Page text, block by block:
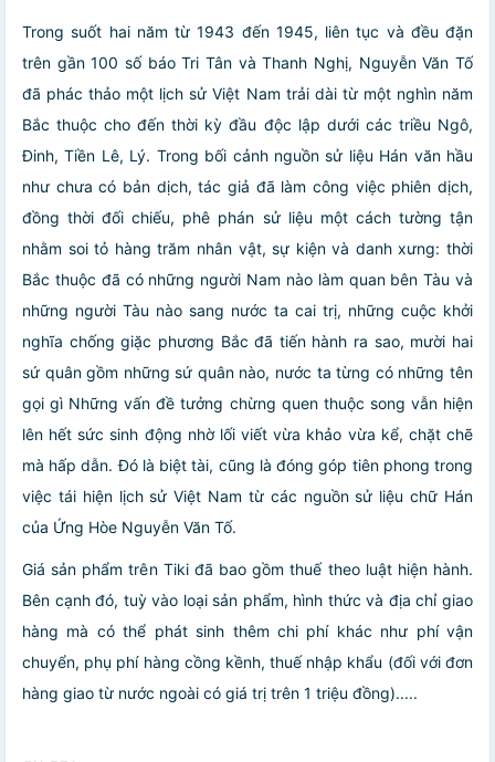
Trong suốt hai năm từ 1943 đến 1945, liên tục và đều đặn
trên gần 100 số báo Tri Tân và Thanh Nghị, Nguyễn Văn Tố
đã phác thảo một lịch sử Việt Nam trải dài từ một nghìn năm
Bắc thuộc cho đến thời kỳ đầu độc lập dưới các triều Ngô,
Đinh, Tiền Lê, Lý. Trong bối cảnh nguồn sử liệu Hán văn hầu
như chưa có bản dịch, tác giả đã làm công việc phiên dịch,
đồng thời đối chiếu, phê phán sử liệu một cách tường tận
nhằm soi tỏ hàng trăm nhân vật, sự kiện và danh xưng: thời
Bắc thuộc đã có những người Nam nào làm quan bên Tàu và
những người Tàu nào sang nước ta cai trị, những cuộc khởi
nghĩa chống giặc phương Bắc đã tiến hành ra sao, mười hai
sứ quân gồm những sứ quân nào, nước ta từng có những tên
gọi gì Những vấn đề tưởng chừng quen thuộc song vẫn hiện
lên hết sức sinh động nhờ lối viết vừa khảo vừa kể, chặt chẽ
mà hấp dẫn. Đó là biệt tài, cũng là đóng góp tiên phong trong
việc tái hiện lịch sử Việt Nam từ các nguồn sử liệu chữ Hán
của Ứng Hòe Nguyễn Văn Tố.
Giá sản phẩm trên Tiki đã bao gồm thuế theo luật hiện hành.
Bên cạnh đó, tuỳ vào loại sản phẩm, hình thức và địa chỉ giao
hàng mà có thể phát sinh thêm chi phí khác như phí vận
chuyển, phụ phí hàng cồng kềnh, thuế nhập khẩu (đối với đơn
hàng giao từ nước ngoài có giá trị trên 1 triệu đồng).....